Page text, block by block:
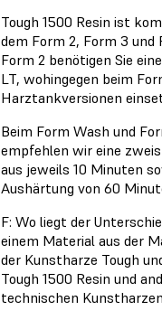
Tough 1500 Resin ist
dem Form 2, Form 3 und
Form 2 benötigen Sie
LT, wohingegen beim
Harztankversionen
Beim Form Wash und
empfehlen wir eine
aus jeweils 10 Minuten
Aushärtung von 60
F: Wo liegt der
einem Material aus der
der Kunstharze Tough
Tough 1500 Resin und
technischen